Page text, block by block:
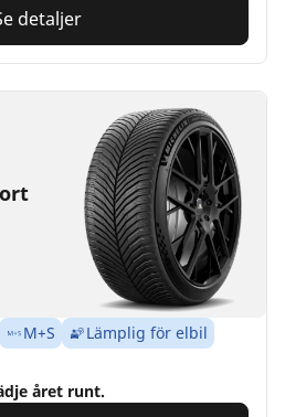
detaljer
M+S
Lämplig för elbil
året runt.